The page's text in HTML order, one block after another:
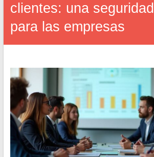
clientes: una
para las empresas